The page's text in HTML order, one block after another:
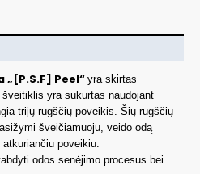
„[P.S.F] Peel“ yra skirtas
yra sukurtas naudojant
trijų rūgščių poveikis. Šių rūgščių
šveičiamuoju, veido odą
poveikiu.
odos senėjimo procesus bei